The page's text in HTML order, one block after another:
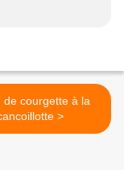
de courgette à la
cancoillotte >